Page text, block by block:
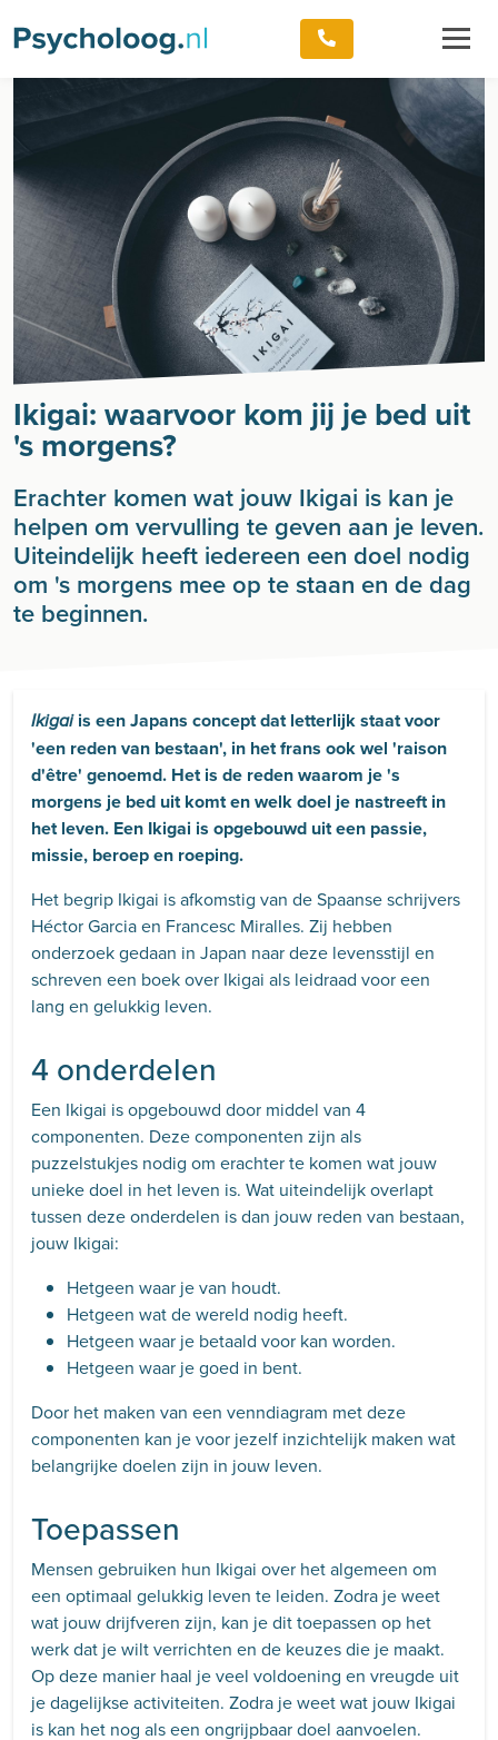
Ikigai: waarvoor kom jij je bed uit
's morgens?
Erachter komen wat jouw Ikigai is kan je
helpen om vervulling te geven aan je leven.
Uiteindelijk heeft iedereen een doel nodig
om 's morgens mee op te staan en de dag
te beginnen.
Ikigai is een Japans concept dat letterlijk staat voor
'een reden van bestaan', in het frans ook wel 'raison
d'être' genoemd. Het is de reden waarom je 's
morgens je bed uit komt en welk doel je nastreeft in
het leven. Een Ikigai is opgebouwd uit een passie,
missie, beroep en roeping.
Het begrip Ikigai is afkomstig van de Spaanse schrijvers
Héctor Garcia en Francesc Miralles. Zij hebben
onderzoek gedaan in Japan naar deze levensstijl en
schreven een boek over Ikigai als leidraad voor een
lang en gelukkig leven.
4 onderdelen
Een Ikigai is opgebouwd door middel van 4
componenten. Deze componenten zijn als
puzzelstukjes nodig om erachter te komen wat jouw
unieke doel in het leven is. Wat uiteindelijk overlapt
tussen deze onderdelen is dan jouw reden van bestaan,
jouw Ikigai:
Hetgeen waar je van houdt.
Hetgeen wat de wereld nodig heeft.
Hetgeen waar je betaald voor kan worden.
Hetgeen waar je goed in bent.
Door het maken van een venndiagram met deze
componenten kan je voor jezelf inzichtelijk maken wat
belangrijke doelen zijn in jouw leven.
Toepassen
Mensen gebruiken hun Ikigai over het algemeen om
een optimaal gelukkig leven te leiden. Zodra je weet
wat jouw drijfveren zijn, kan je dit toepassen op het
werk dat je wilt verrichten en de keuzes die je maakt.
Op deze manier haal je veel voldoening en vreugde uit
je dagelijkse activiteiten. Zodra je weet wat jouw Ikigai
is kan het nog als een ongrijpbaar doel aanvoelen.